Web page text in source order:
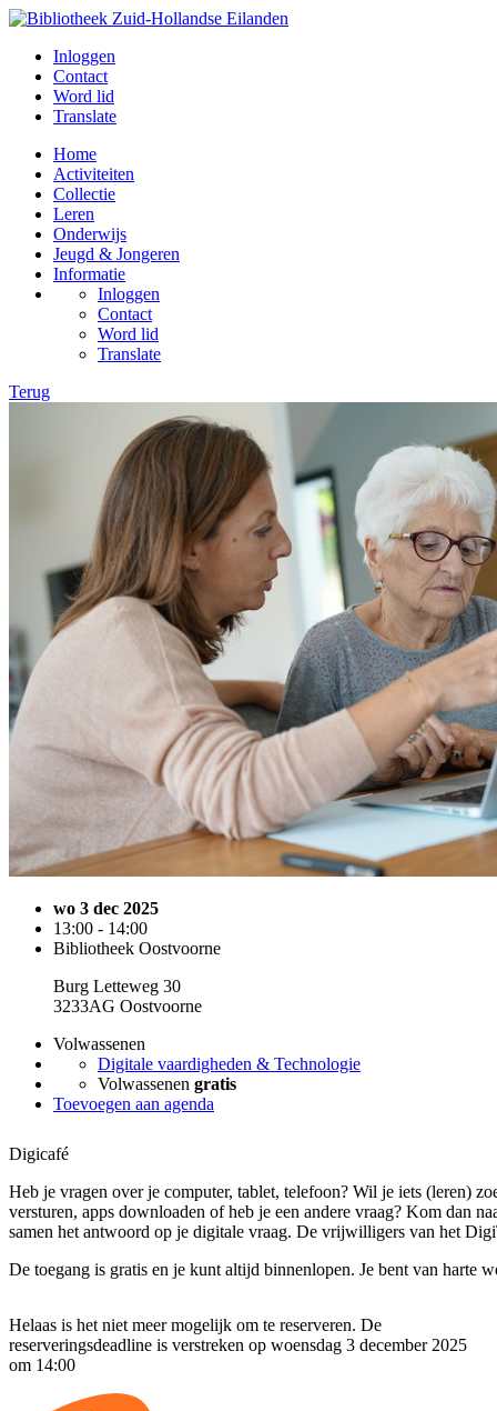
Inloggen
Contact
Word lid
Translate
Home
Activiteiten
Collectie
Leren
Onderwijs
Jeugd & Jongeren
Informatie
Inloggen
Contact
Word lid
Translate
Terug
wo 3 dec 2025
13:00 - 14:00
Bibliotheek Oostvoorne
Burg Letteweg 30
3233AG Oostvoorne
Volwassenen
Digitale vaardigheden & Technologie
Volwassenen gratis
Toevoegen aan agenda
Digicafé
Heb je vragen over je computer, tablet, telefoon? Wil je iets (leren)
versturen, apps downloaden of heb je een andere vraag? Kom dan
samen het antwoord op je digitale vraag. De vrijwilligers van het
De toegang is gratis en je kunt altijd binnenlopen. Je bent van harte
Helaas is het niet meer mogelijk om te reserveren. De
reserveringsdeadline is verstreken op woensdag 3 december 2025
om 14:00